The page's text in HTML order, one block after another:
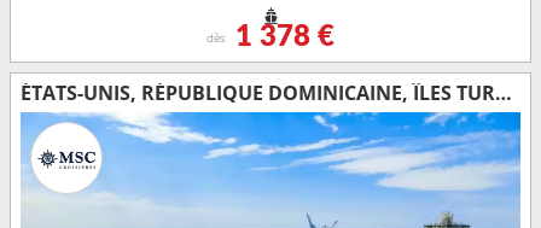
dès 1 378 €
ÉTATS-UNIS, RÉPUBLIQUE DOMINICAINE, ÎLES TURQUES-ET-CAÏQUES, BAHAMAS, JAMAÏQUE, CAÏMANS (ÎLES), MEXIQUE